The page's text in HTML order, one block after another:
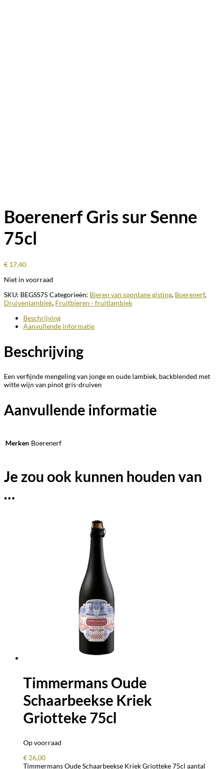
Boerenerf Gris sur Senne
75cl
€ 17,40
Niet in voorraad
SKU: BEGSS75 Categorieën: Bieren van spontane gisting, Boerenerf,
Druivenlambiek, Fruitbieren - fruitlambiek
Beschrijving
Aanvullende informatie
Beschrijving
Een verfijnde mengeling van jonge en oude lambiek, backblended met
witte wijn van pinot gris-druiven
Aanvullende informatie
Merken Boerenerf
Je zou ook kunnen houden van
…
Timmermans Oude
Schaarbeekse Kriek
Griotteke 75cl
Op voorraad
€ 26,00
Timmermans Oude Schaarbeekse Kriek Griotteke 75cl aantal